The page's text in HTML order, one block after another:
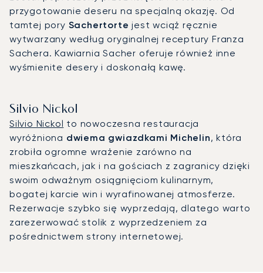
przygotowanie deseru na specjalną okazję. Od
tamtej pory Sachertorte jest wciąż ręcznie
wytwarzany według oryginalnej receptury Franza
Sachera. Kawiarnia Sacher oferuje również inne
wyśmienite desery i doskonałą kawę.
Silvio Nickol
Silvio Nickol to nowoczesna restauracja
wyróżniona dwiema gwiazdkami Michelin, która
zrobiła ogromne wrażenie zarówno na
mieszkańcach, jak i na gościach z zagranicy dzięki
swoim odważnym osiągnięciom kulinarnym,
bogatej karcie win i wyrafinowanej atmosferze.
Rezerwacje szybko się wyprzedają, dlatego warto
zarezerwować stolik z wyprzedzeniem za
pośrednictwem strony internetowej.